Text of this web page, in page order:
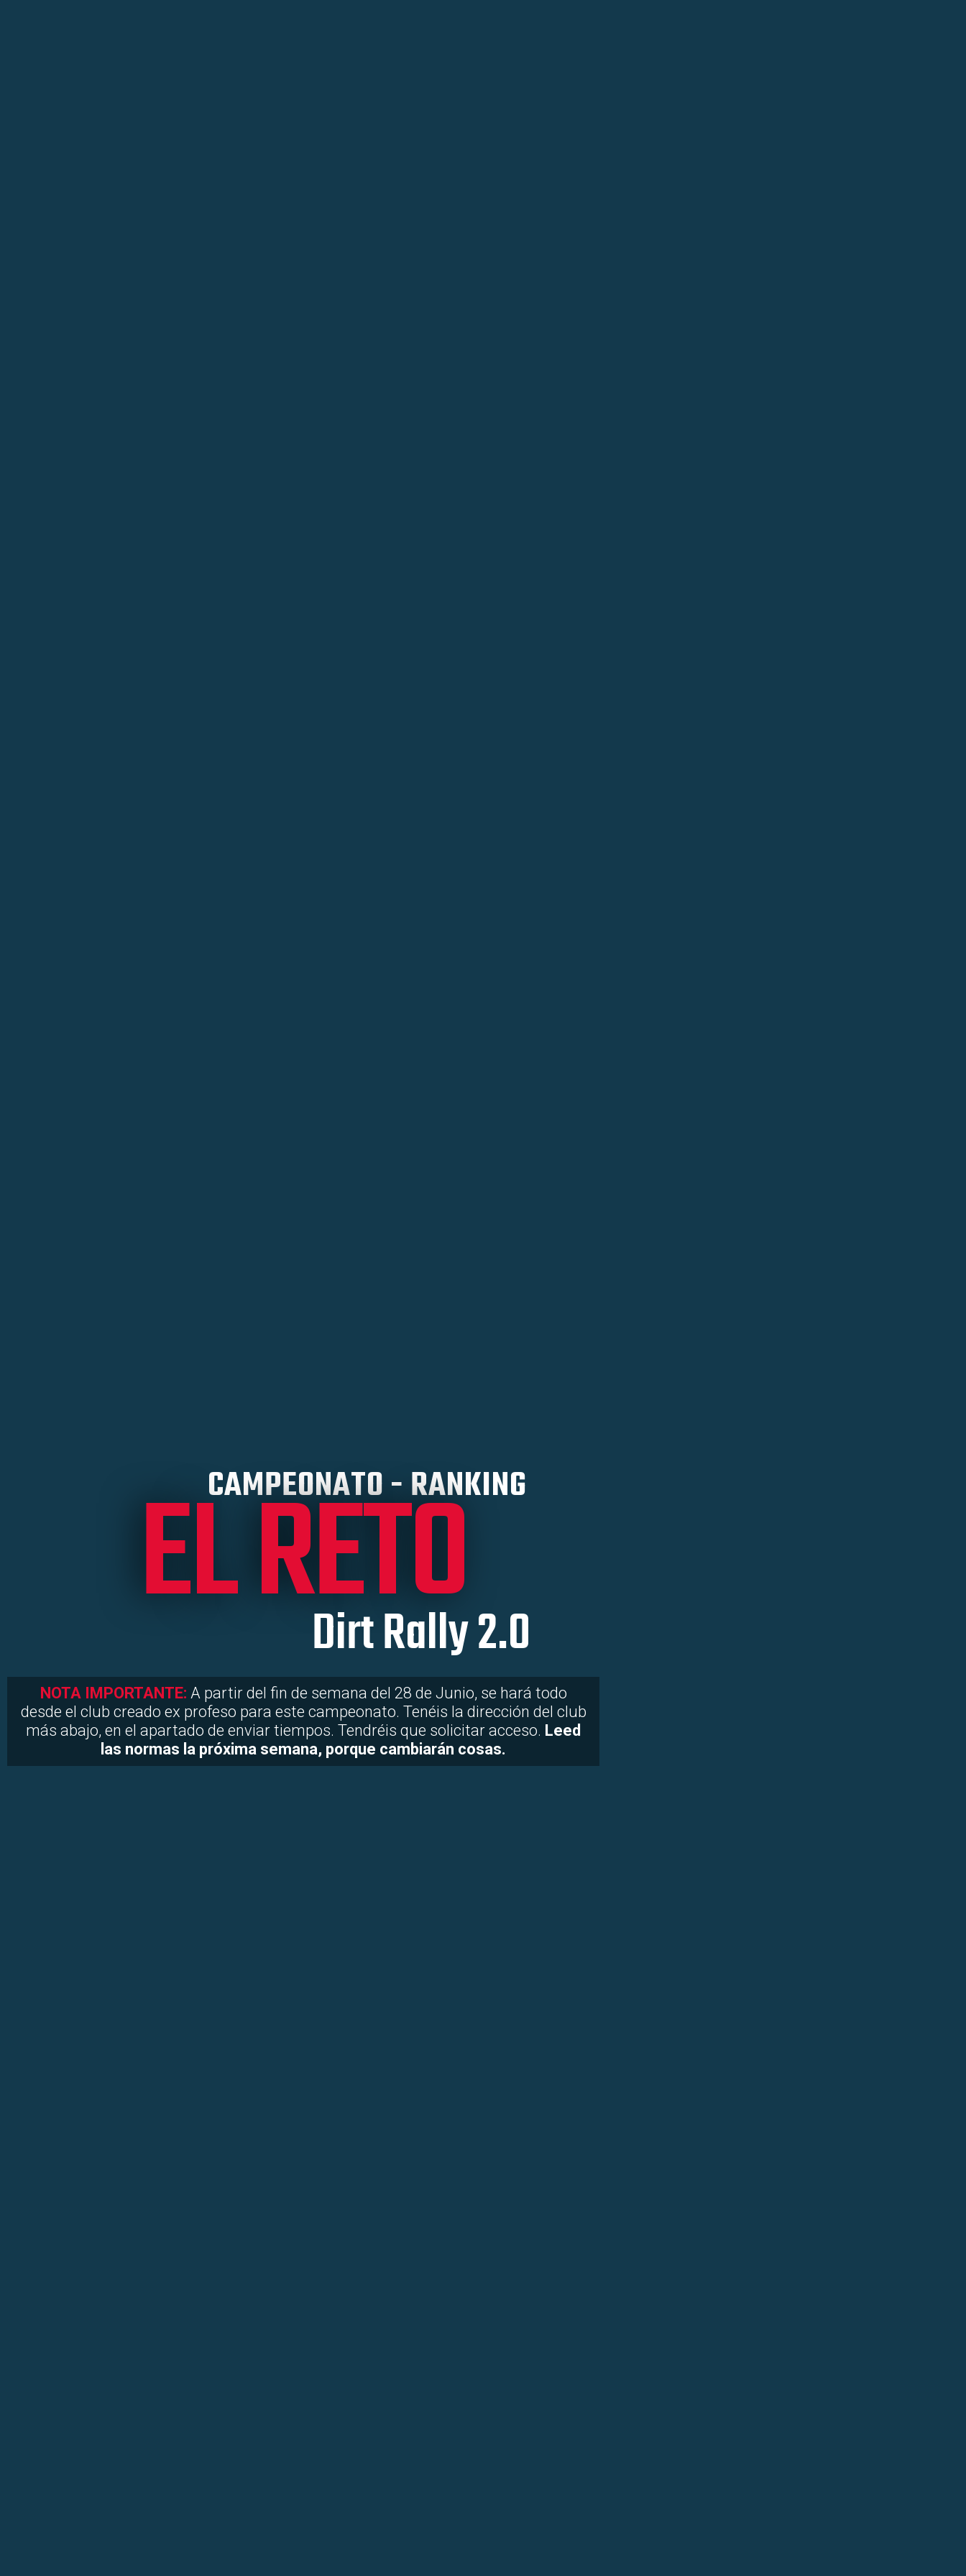
CAMPEONATO - RANKING
EL RETO
Dirt Rally 2.0
NOTA IMPORTANTE: A partir del fin de semana del 28 de Junio, se hará todo
desde el club creado ex profeso para este campeonato. Tenéis la dirección del club
más abajo, en el apartado de enviar tiempos. Tendréis que solicitar acceso. Leed
las normas la próxima semana, porque cambiarán cosas.